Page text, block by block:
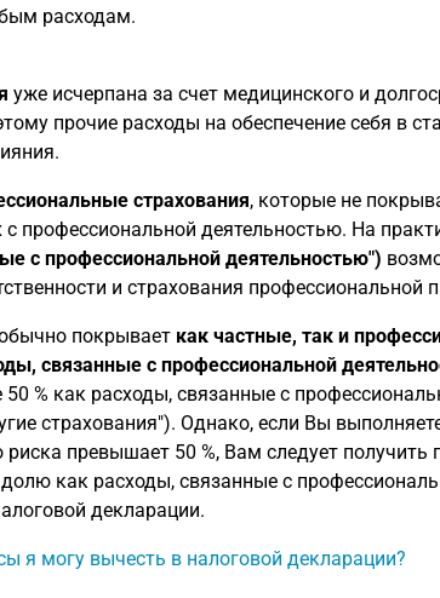
расходам.
уже исчерпана за счет медицинского и
прочие расходы на обеспечение себя в
страхования, которые не
профессиональной деятельностью. На
с профессиональной деятельностью")
и страхования профессиональной
покрывает как частные, так и
связанные с профессиональной
% как расходы, связанные с
страхования"). Однако, если Вы
превышает 50 %, Вам следует получить
как расходы, связанные с
декларации.
я могу вычесть в налоговой декларации?